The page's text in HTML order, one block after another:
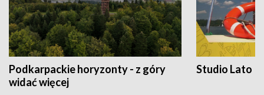
Podkarpackie horyzonty - z góry
widać więcej
Studio Lato